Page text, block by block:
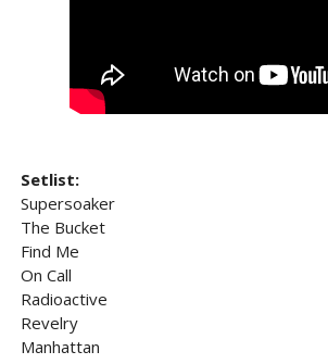
Setlist:
Supersoaker
The Bucket
Find Me
On Call
Radioactive
Revelry
Manhattan